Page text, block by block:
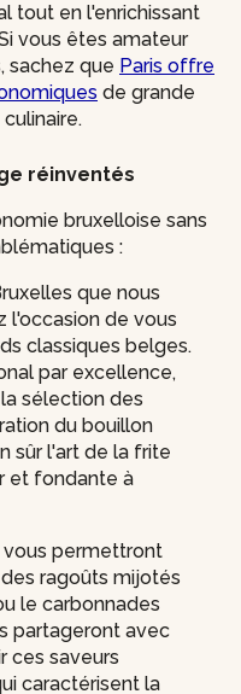
tout en l'enrichissant
vous êtes amateur
sachez que Paris offre
de grande
réinventés
bruxelloise sans
:
que nous
l'occasion de vous
classiques belges.
par excellence,
sélection des
du bouillon
sûr l'art de la frite
et fondante à
vous permettront
ragoûts mijotés
le carbonnades
partageront avec
ces saveurs
caractérisent la